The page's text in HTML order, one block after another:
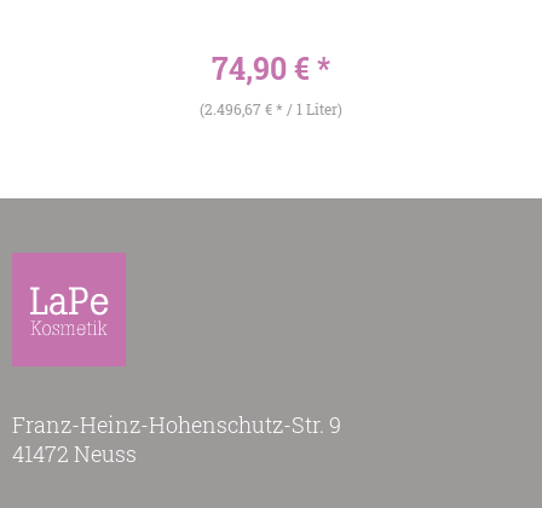
74,90 € *
(2.496,67 € * / 1 Liter)
Franz-Heinz-Hohenschutz-Str. 9
41472 Neuss